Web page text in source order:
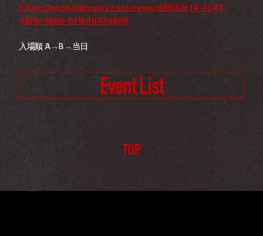
https://www.kakumay.com/news/d8820c14-3c4f-
42f0-8ab6-bf164b42a698
入場順 A→B→当日
Event List
TOP